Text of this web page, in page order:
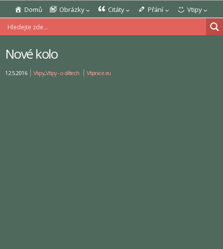
Domů Obrázky Citáty Přání Vtipy
Nové kolo
12.5.2016 Vtipy,Vtipy - o dětech Vtipnice.eu